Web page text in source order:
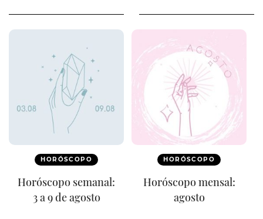
HORÓSCOPO
Horóscopo semanal:
3 a 9 de agosto
HORÓSCOPO
Horóscopo mensal:
agosto